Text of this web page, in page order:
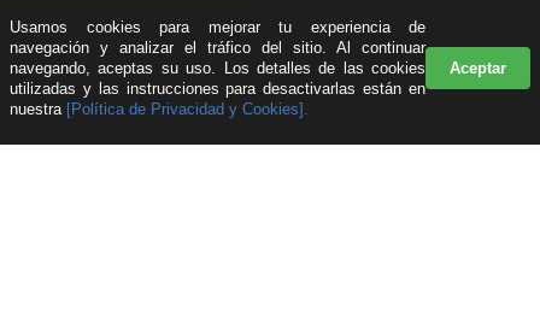
Usamos cookies para mejorar tu experiencia de
navegación y analizar el tráfico del sitio. Al continuar
navegando, aceptas su uso. Los detalles de las cookies
utilizadas y las instrucciones para desactivarlas están en
nuestra [Política de Privacidad y Cookies].
Aceptar